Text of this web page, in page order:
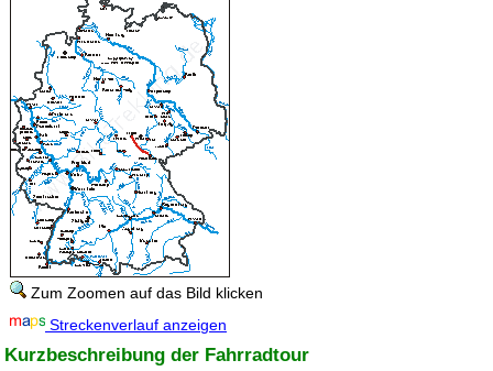
Zum Zoomen auf das Bild klicken
Streckenverlauf anzeigen
Kurzbeschreibung der Fahrradtour